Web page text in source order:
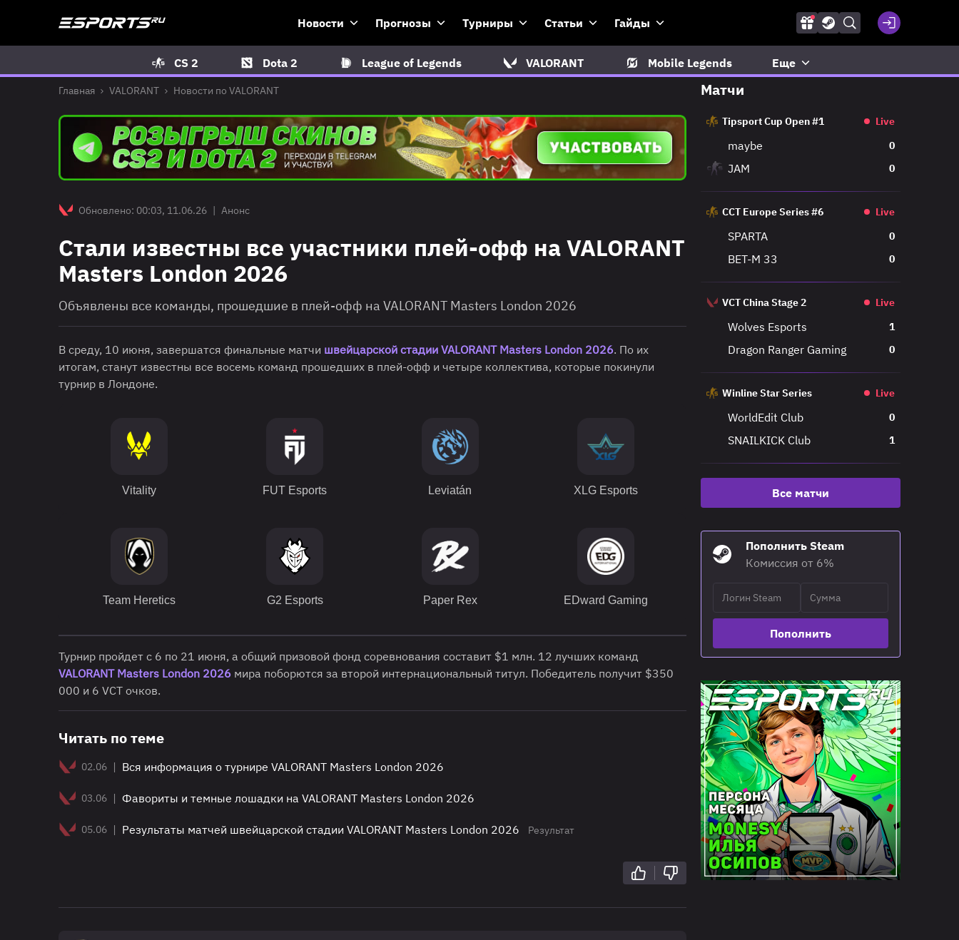
Новости Прогнозы Турниры Статьи Гайды
CS 2 Dota 2 League of Legends VALORANT Mobile Legends Еще
Главная VALORANT Новости по VALORANT
Обновлено: 00:03, 11.06.26 | Анонс
Стали известны все участники плей-офф на VALORANT
Masters London 2026
Объявлены все команды, прошедшие в плей-офф на VALORANT Masters London 2026
В среду, 10 июня, завершатся финальные матчи швейцарской стадии VALORANT Masters London 2026. По их
итогам, станут известны все восемь команд прошедших в плей-офф и четыре коллектива, которые покинули
турнир в Лондоне.
Vitality FUT Esports Leviatán XLG Esports
Team Heretics G2 Esports Paper Rex EDward Gaming
Турнир пройдет с 6 по 21 июня, а общий призовой фонд соревнования составит $1 млн. 12 лучших команд
VALORANT Masters London 2026 мира поборются за второй интернациональный титул. Победитель получит $350
000 и 6 VCT очков.
Читать по теме
02.06 | Вся информация о турнире VALORANT Masters London 2026
03.06 | Фавориты и темные лошадки на VALORANT Masters London 2026
05.06 | Результаты матчей швейцарской стадии VALORANT Masters London 2026 Результат
Матчи
Tipsport Cup Open #1 Live
maybe 0
JAM 0
CCT Europe Series #6 Live
SPARTA 0
BET-M 33 0
VCT China Stage 2 Live
Wolves Esports 1
Dragon Ranger Gaming 0
Winline Star Series Live
WorldEdit Club 0
SNAILKICK Club 1
Все матчи
Пополнить Steam
Комиссия от 6%
Пополнить